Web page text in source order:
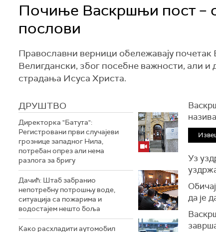
Почиње Васкршњи пост –
послови
Православни верници обележавају
Велигдански, због посебне важности, али
страдања Исуса Христа.
ДРУШТВО
Директорка "Батута":
Регистровани први случајеви
грознице западног Нила,
потребан опрез али нема
разлога за бригу
Дачић: Штаб забранио
непотребну потрошњу воде,
ситуација са пожарима и
водостајем нешто боља
Како расхладити аутомобил
Уз
да је